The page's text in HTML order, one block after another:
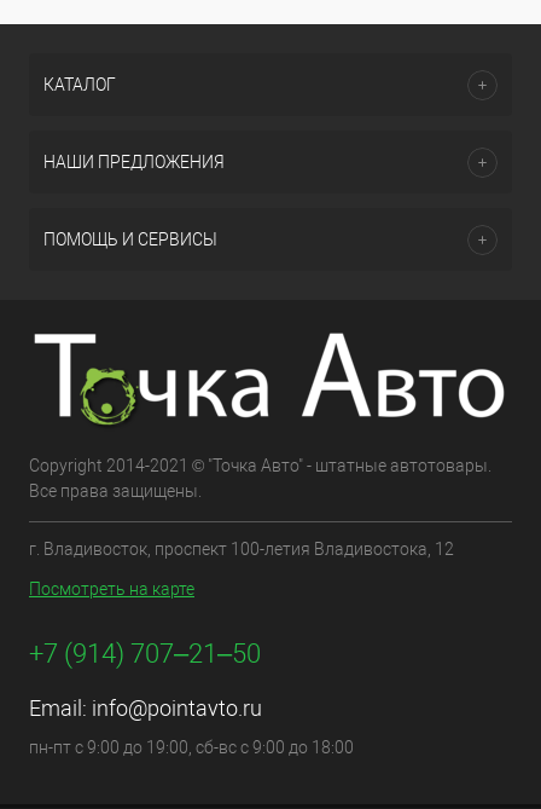
КАТАЛОГ
НАШИ ПРЕДЛОЖЕНИЯ
ПОМОЩЬ И СЕРВИСЫ
Copyright 2014-2021 © "Точка Авто" - штатные автотовары.
Все права защищены.
г. Владивосток, проспект 100-летия Владивостока, 12
Посмотреть на карте
+7 (914) 707‒21‒50
Email: info@pointavto.ru
пн-пт с 9:00 до 19:00, сб-вс с 9:00 до 18:00